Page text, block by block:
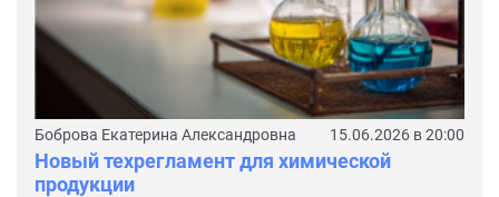
Боброва Екатерина Александровна 15.06.2026 в 20:00
Новый техрегламент для химической
продукции